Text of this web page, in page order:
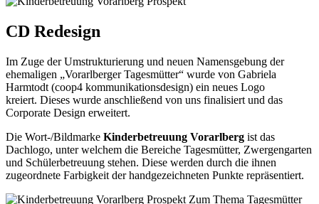
CD Redesign
Im Zuge der Umstrukturierung und neuen Namensgebung der
ehemaligen „Vorarlberger Tagesmütter“ wurde von Gabriela
Harmtodt (coop4 kommunikationsdesign) ein neues Logo
kreiert. Dieses wurde anschließend von uns finalisiert und das
Corporate Design erweitert.
Die Wort-/Bildmarke Kinderbetreuung Vorarlberg ist das
Dachlogo, unter welchem die Bereiche Tagesmütter, Zwergengarten
und Schülerbetreuung stehen. Diese werden durch die ihnen
zugeordnete Farbigkeit der handgezeichneten Punkte repräsentiert.